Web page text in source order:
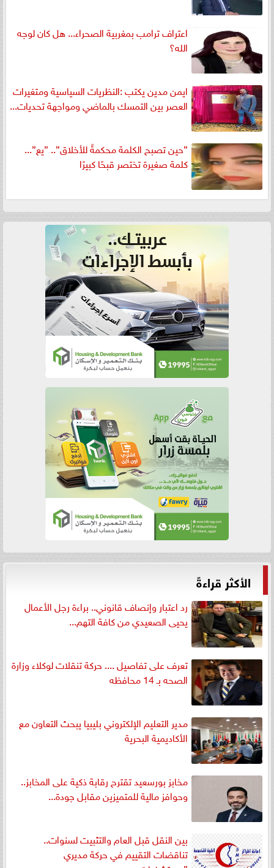
اعتراف ترامب بمغربية الصحراء... هل كان لوجه
الله؟
ايمن مدين يكتب :النظريات السياسية ومتغيرات
العصر بين التمسك بالماضي ومواجهة تحديات...
”حين تصبح الكلمة محكمةً للأخلاق”.. ”يع”...
كلمة صغيرة تختصر قبحًا كبيرًا
الأكثر قراءةً
رد اعتبار وإنصاف قانوني.. براءة رجل الأعمال
يحيى الصعيدي من كافة التهم...
تعرف على تفاصيل .... حركة تنقلات لوكلاء وزارة
الصحه بـ 14 محافظه
مدير التعليم الإلكتروني بليبيا يبحث التعاون مع
الأكاديمية البحرية
مخابز بورسعيد تقترح رقابة ذكية على المخابز..
وحوافز مالية للمتميزين مقابل جودة...
بين النقل قبل العام والتثبيت لسنوات..
تناقضات التقييم في حركة مديري